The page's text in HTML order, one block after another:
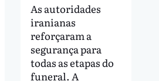
As autoridades
iranianas
reforçaram a
segurança para
todas as etapas do
funeral. A